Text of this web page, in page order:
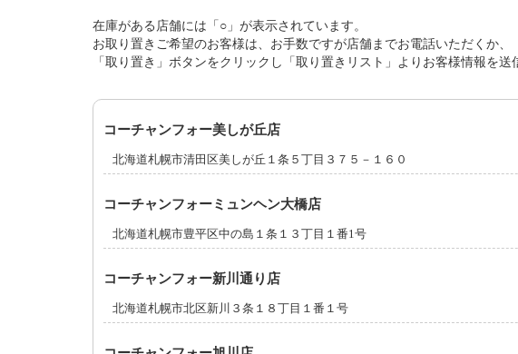
在庫がある店舗には「○」が表示されています。
お取り置きご希望のお客様は、お手数ですが店舗までお電話いただくか、
「取り置き」ボタンをクリックし「取り置きリスト」よりお客様情報を送
コーチャンフォー美しが丘店
北海道札幌市清田区美しが丘１条５丁目３７５－１６０
コーチャンフォーミュンヘン大橋店
北海道札幌市豊平区中の島１条１３丁目１番1号
コーチャンフォー新川通り店
北海道札幌市北区新川３条１８丁目１番１号